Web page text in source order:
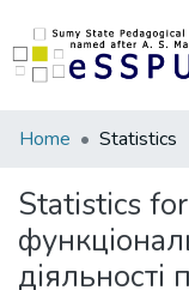
Communities
Collections
All of DSpace
Home Statistics
Statistics
діяльності